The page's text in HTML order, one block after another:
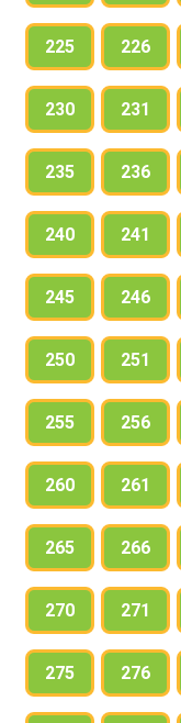
225 226
230 231
235 236
240 241
245 246
250 251
255 256
260 261
265 266
270 271
275 276